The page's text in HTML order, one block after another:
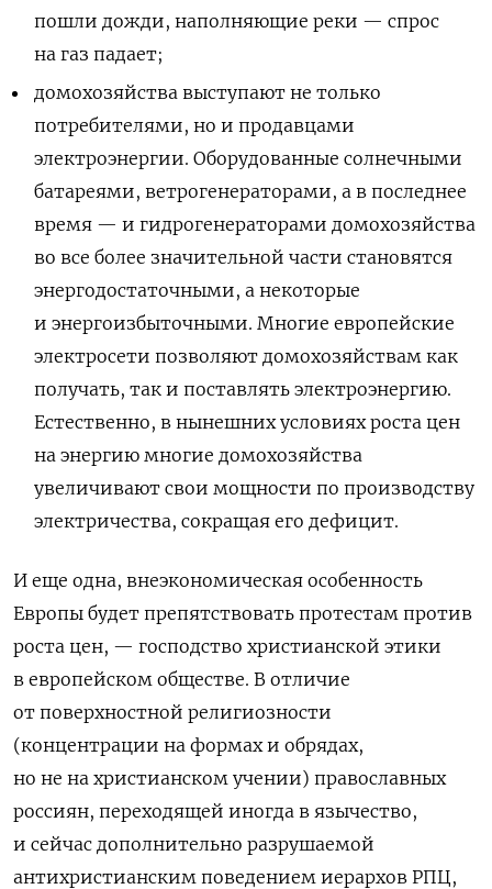
пошли дожди, наполняющие реки — спрос
на газ падает;
домохозяйства выступают не только
потребителями, но и продавцами
электроэнергии. Оборудованные солнечными
батареями, ветрогенераторами, а в последнее
время — и гидрогенераторами домохозяйства
во все более значительной части становятся
энергодостаточными, а некоторые
и энергоизбыточными. Многие европейские
электросети позволяют домохозяйствам как
получать, так и поставлять электроэнергию.
Естественно, в нынешних условиях роста цен
на энергию многие домохозяйства
увеличивают свои мощности по производству
электричества, сокращая его дефицит.
И еще одна, внеэкономическая особенность
Европы будет препятствовать протестам против
роста цен, — господство христианской этики
в европейском обществе. В отличие
от поверхностной религиозности
(концентрации на формах и обрядах,
но не на христианском учении) православных
россиян, переходящей иногда в язычество,
и сейчас дополнительно разрушаемой
антихристианским поведением иерархов РПЦ,